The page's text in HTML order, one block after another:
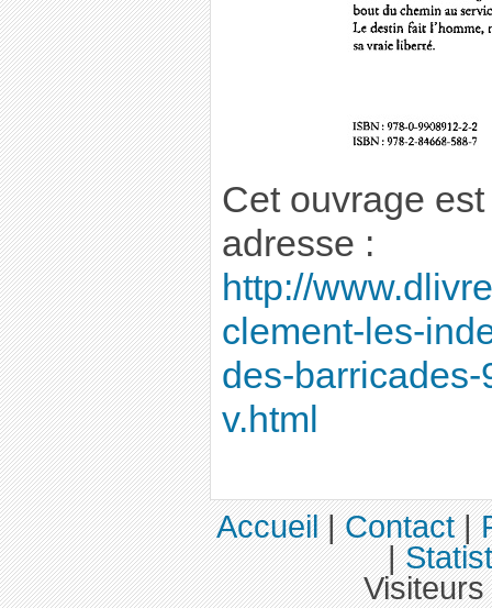
Cet ouvrage
adresse :
http://
clement-les-
des-
v.html
Accueil|Contact|
|